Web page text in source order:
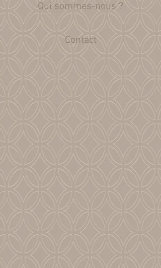
Qui sommes-nous ?
Contact